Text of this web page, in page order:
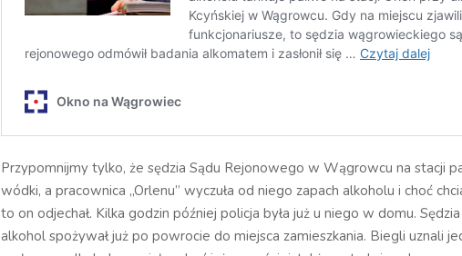
Przypomnijmy tylko, że sędzia Sądu Rejonowego w Wągrowcu na stacji
wódki, a pracownica „Orlenu” wyczuła od niego zapach alkoholu i choć
to on odjechał. Kilka godzin później policja była już u niego w domu. Sędzia
alkohol spożywał już po powrocie do miejsca zamieszkania. Biegli uznali